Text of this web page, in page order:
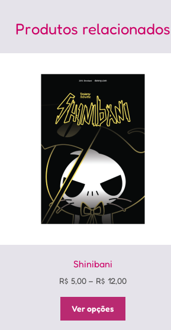
Produtos relacionados
Shinibani
R$ 5,00 – R$ 12,00Price
Ver opções